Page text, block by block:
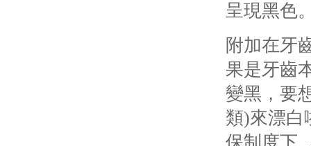
呈現黑色
附加在牙
果是牙齒
變黑，要
類)來漂白